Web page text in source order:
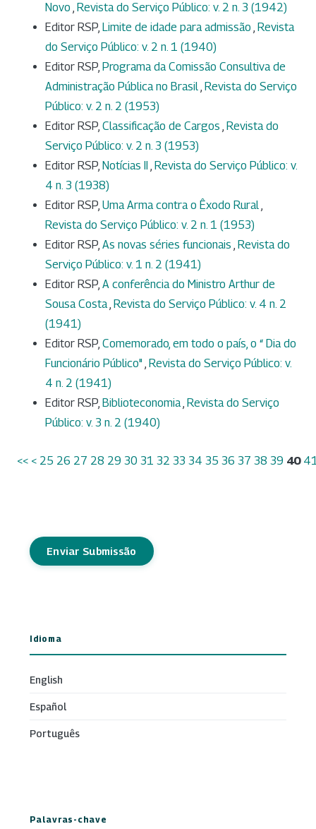
Novo , Revista do Serviço Público: v. 2 n. 3 (1942)
Editor RSP, Limite de idade para admissão , Revista
do Serviço Público: v. 2 n. 1 (1940)
Editor RSP, Programa da Comissão Consultiva de
Administração Pública no Brasil, Revista do Serviço
Público: v. 2 n. 2 (1953)
Editor RSP, Classificação de Cargos , Revista do
Serviço Público: v. 2 n. 3 (1953)
Editor RSP, Notícias II, Revista do Serviço Público: v.
4 n. 3 (1938)
Editor RSP, Uma Arma contra o Êxodo Rural,
Revista do Serviço Público: v. 2 n. 1 (1953)
Editor RSP, As novas séries funcionais , Revista do
Serviço Público: v. 1 n. 2 (1941)
Editor RSP, A conferência do Ministro Arthur de
Sousa Costa, Revista do Serviço Público: v. 4 n. 2
(1941)
Editor RSP, Comemorado, em todo o país, o “ Dia do
Funcionário Público" , Revista do Serviço Público: v.
4 n. 2 (1941)
Editor RSP, Biblioteconomia, Revista do Serviço
Público: v. 3 n. 2 (1940)
<< < 25 26 27 28 29 30 31 32 33 34 35 36 37 38 39 40
Enviar Submissão
Idioma
English
Español
Português
Palavras-chave